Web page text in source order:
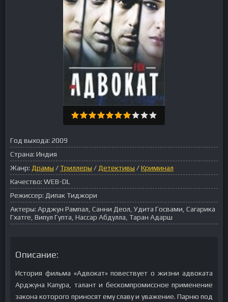
Год выхода: 2009
Страна: Индия
Жанр: Драмы /Триллеры / Детективы /Криминал
Качество: WEB-DL
Режиссер: Дипак Тиджори
Актеры: Арджун Рампал, Санни Деол, Удита Госвами, Сагарика
Гхатге, Випул Гупта, Нассар Абдулла, Таран Адарш
Описание:
История фильма «Адвокат» повествует о жизни адвоката
Арджуна Капура, талант и бескомпромиссное применение
закона которого приносят ему славу и уважение. Парню под